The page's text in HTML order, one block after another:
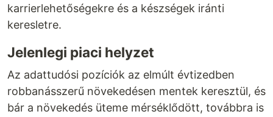
karrierlehetőségekre és a készségek iránti
keresletre.
Jelenlegi piaci helyzet
Az adattudósi pozíciók az elmúlt évtizedben
robbanásszerű növekedésen mentek keresztül, és
bár a növekedés üteme mérséklődött, továbbra is